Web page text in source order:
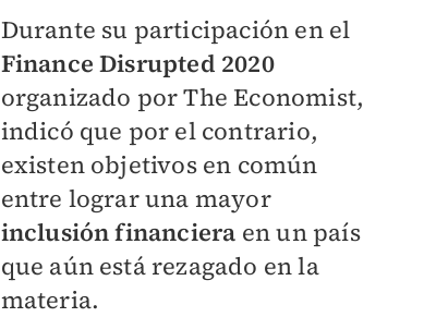
Durante su participación en el
Finance Disrupted 2020
organizado por The Economist,
indicó que por el contrario,
existen objetivos en común
entre lograr una mayor
inclusión financiera en un país
que aún está rezagado en la
materia.